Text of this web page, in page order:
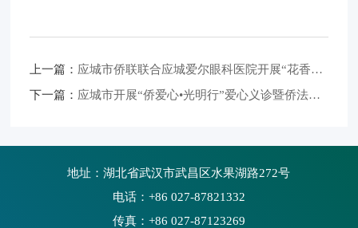
上一篇： 应城市侨联联合应城爱尔眼科医院开展“花香三月 遇见插画”主题活动
下一篇： 应城市开展“侨爱心•光明行”爱心义诊暨侨法宣传活动
地址：湖北省武汉市武昌区水果湖路272号
电话：+86 027-87821332
传真：+86 027-87123269